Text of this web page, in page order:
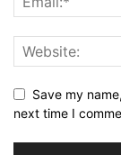
Save my
next time I